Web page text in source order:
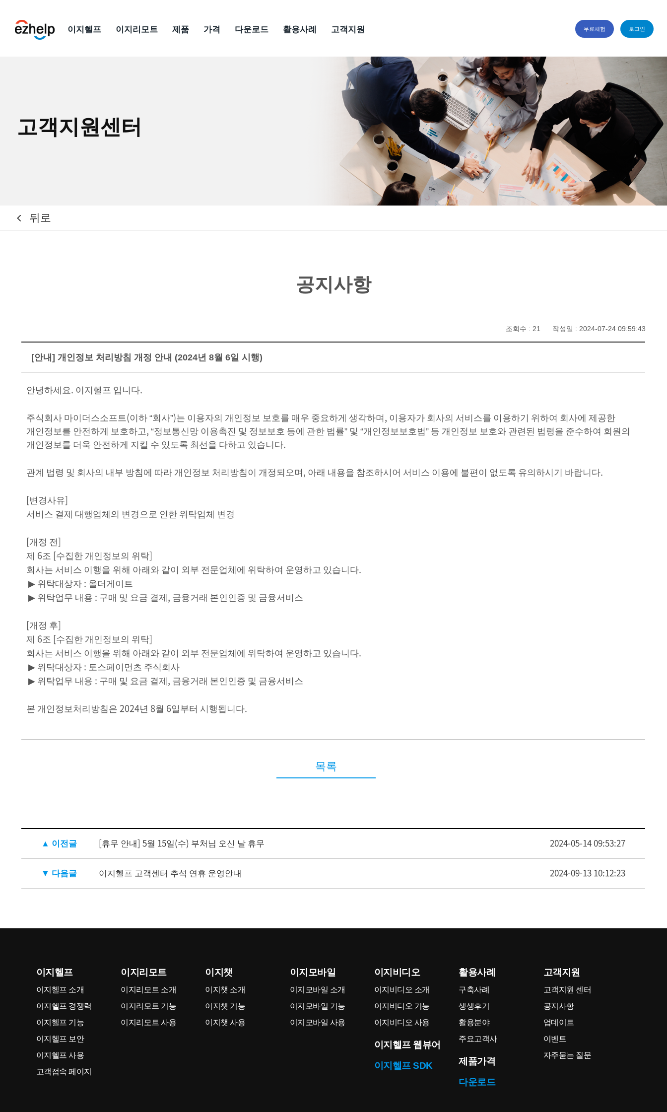
이지헬프
이지헬프 이지리모트 제품 가격 다운로드 활용사례 고객지원 무료체험 로그인
고객지원센터
뒤로
공지사항
조회수 : 21 작성일 : 2024-07-24 09:59:43
[안내] 개인정보 처리방침 개정 안내 (2024년 8월 6일 시행)
안녕하세요. 이지헬프 입니다.
주식회사 마이더스소프트(이하“회사”)는 이용자의 개인정보 보호를 매우 중요하게 생각하며, 이용자가 회사의 서비스를 이용하기 위하여 회사에 제공한
개인정보를 안전하게 보호하고,“정보통신망 이용촉진 및 정보보호 등에 관한 법률” 및“개인정보보호법”등 개인정보 보호와 관련된 법령을 준수하여 회원의
개인정보를 더욱 안전하게 지킬 수 있도록 최선을 다하고 있습니다.
관계 법령 및 회사의 내부 방침에 따라 개인정보 처리방침이 개정되오며, 아래 내용을 참조하시어 서비스 이용에 불편이 없도록 유의하시기 바랍니다.
[변경사유]
서비스 결제 대행업체의 변경으로 인한 위탁업체 변경
[개정 전]
제 6조 [수집한 개인정보의 위탁]
회사는 서비스 이행을 위해 아래와 같이 외부 전문업체에 위탁하여 운영하고 있습니다.
▶위탁대상자: 올더게이트
▶위탁업무 내용 : 구매 및 요금 결제, 금융거래 본인인증 및 금융서비스
[개정 후]
제 6조 [수집한 개인정보의 위탁]
회사는 서비스 이행을 위해 아래와 같이 외부 전문업체에 위탁하여 운영하고 있습니다.
▶위탁대상자: 토스페이먼츠 주식회사
▶위탁업무 내용 : 구매 및 요금 결제, 금융거래 본인인증 및 금융서비스
본 개인정보처리방침은2024년8월 6일부터 시행됩니다.
목록
▲ 이전글 [휴무 안내] 5월 15일(수) 부처님 오신 날 휴무 2024-05-14 09:53:27
▼ 다음글 이지헬프 고객센터 추석 연휴 운영안내 2024-09-13 10:12:23
이지헬프
이지헬프 소개
이지헬프 경쟁력
이지헬프 기능
이지헬프 보안
이지헬프 사용
고객접속 페이지
이지리모트
이지리모트 소개
이지리모트 기능
이지리모트 사용
이지챗
이지챗 소개
이지챗 기능
이지챗 사용
이지모바일
이지모바일 소개
이지모바일 기능
이지모바일 사용
이지비디오
이지비디오 소개
이지비디오 기능
이지비디오 사용
이지헬프 웹뷰어
이지헬프 SDK
활용사례
구축사례
생생후기
활용분야
주요고객사
제품가격
다운로드
고객지원
고객지원 센터
공지사항
업데이트
이벤트
자주묻는 질문